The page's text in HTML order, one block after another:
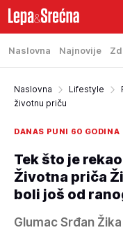
Naslovna Najnovije
Naslovna Lifestyle
životnu priču
DANAS PUNI 60 GODINA
Tek što je
Životna priča
boli još od
Glumac Srđan